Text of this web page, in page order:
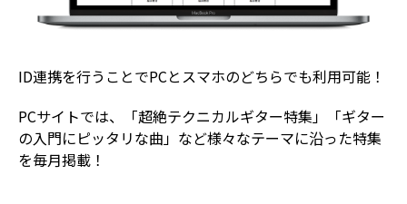
ID連携を行うことでPCとスマホのどちらでも利用可能！
PCサイトでは、「超絶テクニカルギター特集」「ギター
の入門にピッタリな曲」など様々なテーマに沿った特集
を毎月掲載！